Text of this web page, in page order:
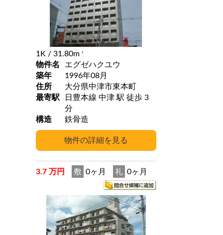
1K / 31.80m 2
物件名
エグゼハクユウ
築年
1996年08月
住所
大分県中津市東本町
最寄駅
日豊本線 中津 駅 徒歩 3
分
構造
鉄骨造
3.7 万円 敷 0ヶ月 礼 0ヶ月